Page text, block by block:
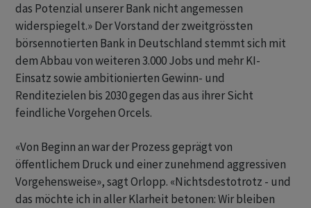
das Potenzial unserer Bank nicht angemessen
widerspiegelt.» Der Vorstand der zweitgrössten
börsennotierten Bank in Deutschland stemmt sich mit
dem Abbau von weiteren 3.000 Jobs und mehr KI-
Einsatz sowie ambitionierten Gewinn- und
Renditezielen bis 2030 gegen das aus ihrer Sicht
feindliche Vorgehen Orcels.
«Von Beginn an war der Prozess geprägt von
öffentlichem Druck und einer zunehmend aggressiven
Vorgehensweise», sagt Orlopp. «Nichtsdestotrotz - und
das möchte ich in aller Klarheit betonen: Wir bleiben